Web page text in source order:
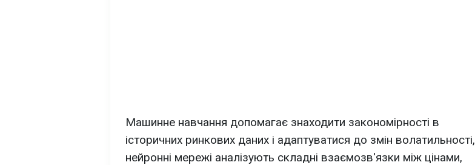
Машинне навчання допомагає знаходити закономірності в
історичних ринкових даних і адаптуватися до змін волатильності,
нейронні мережі аналізують складні взаємозв'язки між цінами,